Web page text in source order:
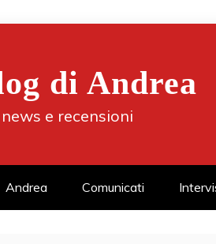
di Andrea
e recensioni
Andrea Comunicati